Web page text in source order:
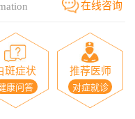
在线咨询
斑症状
康问答
推荐医师
对症就诊